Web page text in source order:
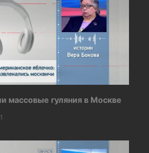
массовые гуляния в Москве